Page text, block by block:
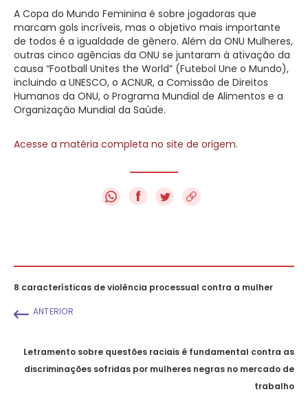
A Copa do Mundo Feminina é sobre jogadoras que
marcam gols incríveis, mas o objetivo mais importante
de todos é a igualdade de gênero. Além da ONU Mulheres,
outras cinco agências da ONU se juntaram à ativação da
causa “Football Unites the World” (Futebol Une o Mundo),
incluindo a UNESCO, o ACNUR, a Comissão de Direitos
Humanos da ONU, o Programa Mundial de Alimentos e a
Organização Mundial da Saúde.
Acesse a matéria completa no site de origem.
f
8 características de violência processual contra a mulher
ANTERIOR
Letramento sobre questões raciais é fundamental contra as
discriminações sofridas por mulheres negras no mercado de
trabalho